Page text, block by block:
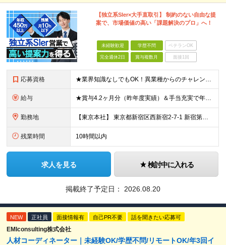
【独立系SIer×大手直取引】 制約のない自由な提
案で、市場価値の高い「課題解決のプロ」へ！
未経験歓迎 学歴不問 ベテランOK
完全週休2日 賞与複数月 面接1回
応募資格 ★業界知識なしでもOK！異業種からのチャレンジ大歓迎 ★20代・30代の若手が中心となって活躍中 ◆学歴不問（学歴よりも、意欲とこれまでのご経験を評価する人物重視の採用です） 【必須条件】 ■法人営
給与 ★賞与4.2ヶ月分（昨年度実績）＆手当充実で年収UPも可能！ 月給29万円～35万円 ＋ 賞与年2回 ＋ 各種手当 ※前職（現職）の給与・経験・スキルを最大限考慮して金額を決定します。 ＜充実の手
勤務地 【東京本社】 東京都新宿区西新宿2-7-1 新宿第一生命ビル3階 ★転勤はありません！ ★「都庁前駅」からは駅直通で雨の日も濡れずに通勤可能です◎ ★東京メトロ丸の内線「西新宿駅」からも濡れずに来
残業時間 10時間以内
求人を見る 検討中に入れる
掲載終了予定日： 2026.08.20
NEW 正社員 面接情報有 自己PR不要 話を聞きたい応募可
EMIconsulting株式会社
人材コーディネーター｜未経験OK/学歴不問/リモートOK/年3回イ